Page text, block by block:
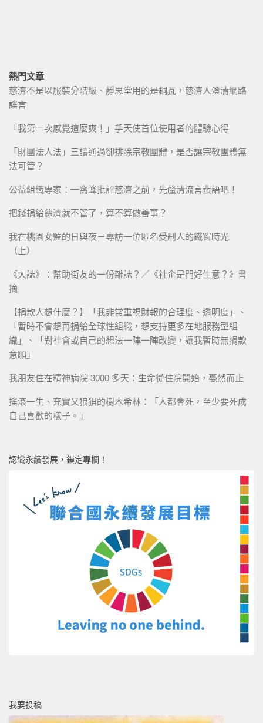
熱門文章
慈濟不是以服裝分階級、靜思堂用的是銅瓦，慈濟人澄清網路
謠言
「我第一次感覺這麼爽！」手天使首位使用者的體驗心得
「財團法人法」三讀通過卻排除宗教團體，是否讓宗教團體無
法可管？
公益組織專家：一窩蜂批評慈濟之前，先釐清流言蜚語吧！
把錢捐給慈濟就不管了，算不算做善事？
我在桃園女監的日與夜－專訪一位匿名受刑人的鐵窗時光
（上）
《大誌》：幫助街友的一份雜誌？／《社企是門好生意？》書
摘
【捐款人想什麼？】「我非常重視財報的合理度、透明度」、
「暫時不會想再捐給全球性組織，想支持更多在地服務型組
織」、「對社會或自己的想法一陣一陣改變，讓我暫時無捐款
意願」
我朋友住在精神病院 3000 多天：生命從住院開始，戞然而止
搖滾一生、充實又狼狽的樹木希林：「人都會死，至少要死成
自己喜歡的樣子。」
認識永續發展，鎖定專欄！
我要投稿